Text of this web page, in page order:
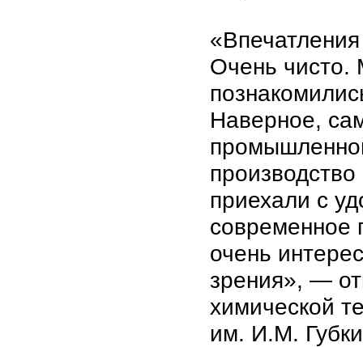
Очень чисто.
Наверное,
приехали с
современное
очень
зрения», —
химической
им. И.М.